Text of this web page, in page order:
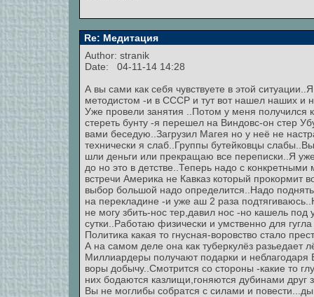
Re: Медитация
Author: stranik
Date: 04-11-14 14:28
А вы сами как себя чувствуете в этой
методистом -и в СССР и тут вот нашел наших и
Уже провели занятия ..Потом у меня получился
стереть бунту -я перешел на Виндовс-он стер
вами беседую..Загрузил Магея но у неё не
технически я слаб..Группы бутейковцы
шли деньги или прекращаю все переписки..Я
до но это в детстве..Теперь надо с
встречи Америка не Кавказ который прокормит
выбор большой надо определится..Надо
на перекладине -и уже аш 2 раза
не могу збить-нос тер,давил нос -но кашель
сутки..Работаю физически и умственно для
Политика какая то гнусная-воровство стало
А на самом деле она как туберкулёз разьедает
Миллиардеры получают подарки и неблагодаря
воры добычу..Смотрится со стороны -какие то
них бодаются казлищи,гоняются дубинами друг
Вы не моглибы собратся с силами и